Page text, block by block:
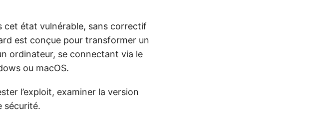
cet état vulnérable, sans correctif
est conçue pour transformer un
ordinateur, se connectant via le
ou macOS.
l’exploit, examiner la version
sécurité.